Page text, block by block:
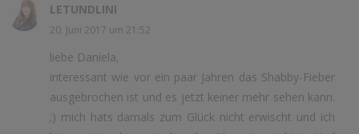
LETUNDLINI
20. Juni 2017 um 21:52
liebe Daniela,
interessant wie vor ein paar Jahren das Shabby-Fieber
ausgebrochen ist und es jetzt keiner mehr sehen kann.
;) mich hats damals zum Glück nicht erwischt und ich